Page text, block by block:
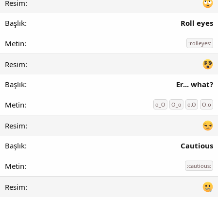
Roll eyes
:rolleyes:
Er... what?
o_O O_o o.O O.o
Cautious
:cautious: